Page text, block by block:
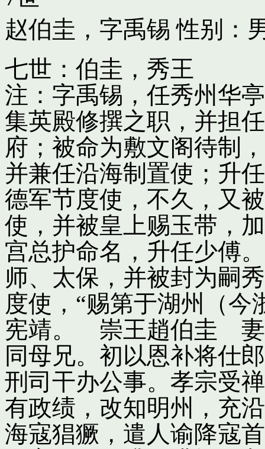
赵伯圭，字禹锡 性别：
七世：伯圭，秀王
注：字禹锡，任秀州华
集英殿修撰之职，并担
府；被命为敷文阁待制
并兼任沿海制置使；升
德军节度使，不久，又
使，并被皇上赐玉带，
宫总护命名，升任少傅
师、太保，并被封为嗣
度使，“赐第于湖州（今
宪靖。 崇王趙伯圭 妻
同母兄。初以恩补将仕
刑司干办公事。孝宗受
有政绩，改知明州，充
海寇猖獗，遣人谕降寇